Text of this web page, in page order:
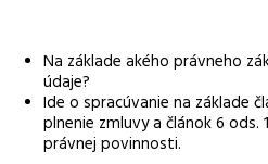
Na základe akého právneho
údaje?
Ide o spracúvanie na základe
plnenie zmluvy a článok 6 ods.
právnej povinnosti.